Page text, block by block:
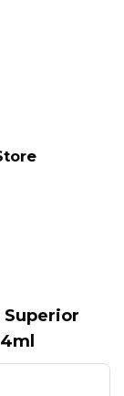
Superior